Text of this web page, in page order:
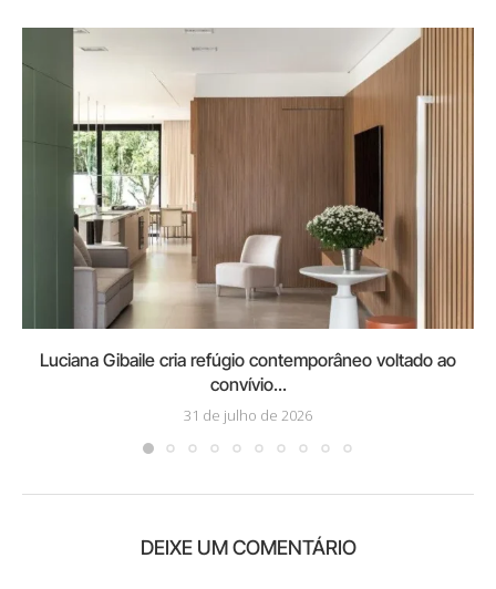
Luciana Gibaile cria refúgio contemporâneo voltado ao
convívio...
31 de julho de 2026
DEIXE UM COMENTÁRIO